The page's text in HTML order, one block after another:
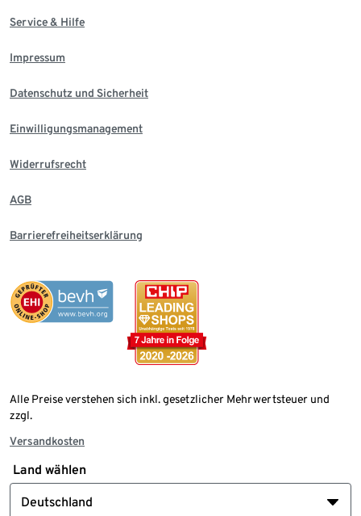
Service & Hilfe
Impressum
Datenschutz und Sicherheit
Einwilligungsmanagement
Widerrufsrecht
AGB
Barrierefreiheitserklärung
Alle Preise verstehen sich inkl. gesetzlicher Mehrwertsteuer und
zzgl.
Versandkosten
Land wählen
Deutschland